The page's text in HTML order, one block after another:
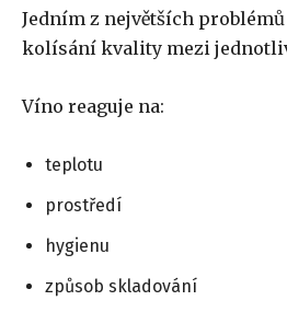
Jedním z největších
kolísání kvality mezi
Víno reaguje na:
teplotu
prostředí
hygienu
způsob skladování